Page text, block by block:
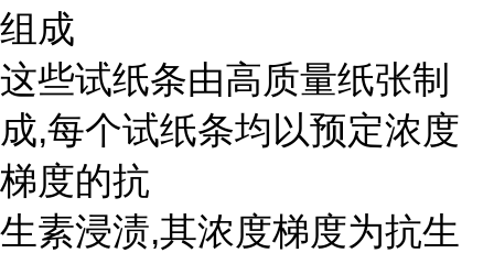
组成
这些试纸条由高质量纸张制
成,每个试纸条均以预定浓度
梯度的抗
生素浸渍,其浓度梯度为抗生